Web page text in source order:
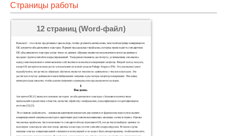
Страницы работы
12 страниц (Word-файл)